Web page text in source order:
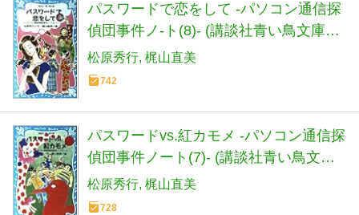
パスワードで恋をして -パソコン通信探
偵団事件ノ-ト(8)- (講談社青い鳥文庫
186-9 パソコン通信探偵団事件ノート
8)
松原秀行 梶山直美
742
パスワードvs.紅カモメ -パソコン通信探
偵団事件ノート(7)- (講談社青い鳥文庫
186-8 パソコン通信探偵団事件ノート
7)
松原秀行 梶山直美
728